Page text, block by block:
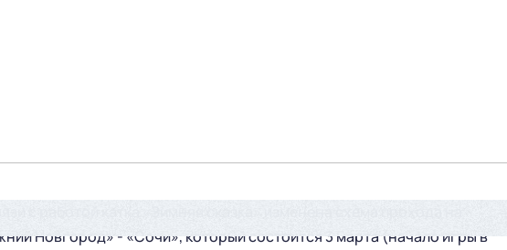
Новгород» - «Сочи», который состоится 3 марта (начало игры в